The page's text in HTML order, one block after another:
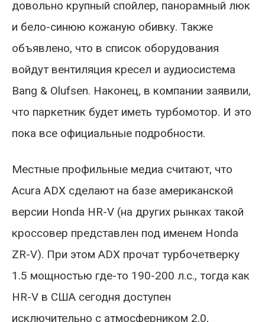
довольно крупный спойлер, панорамный люк
и бело-синюю кожаную обивку. Также
объявлено, что в список оборудования
войдут вентиляция кресел и аудиосистема
Bang & Olufsen. Наконец, в компании заявили,
что паркетник будет иметь турбомотор. И это
пока все официальные подробности.
Местные профильные медиа считают, что
Acura ADX сделают на базе американской
версии Honda HR-V (на других рынках такой
кроссовер представлен под именем Honda
ZR-V). При этом ADX прочат турбочетверку
1.5 мощностью где-то 190-200 л.с., тогда как
HR-V в США сегодня доступен
исключительно с атмосферником 2.0,